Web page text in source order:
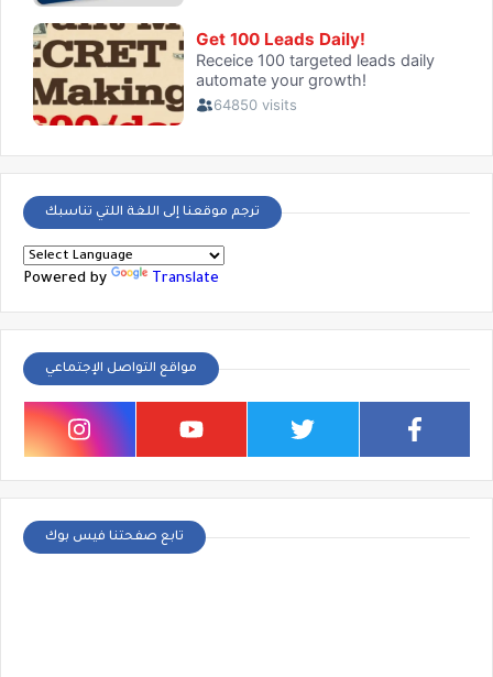
ترجم موقعنا إلى اللغة اللتي تناسبك
Powered by Translate
مواقع التواصل الإجتماعي
تابع صفحتنا فيس بوك